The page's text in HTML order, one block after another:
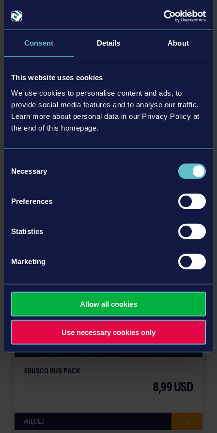
Consent Details About
This website uses cookies
We use cookies to personalise content and ads, to
provide social media features and to analyse our traffic.
Learn more about personal data in our Privacy Policy at
the end of this homepage.
Selection
Necessary
Preferences
Statistics
Marketing
Allow all cookies
Use necessary cookies only
2,99 USD
12,99 USD
DLC
EBUSCO BUS PACK
8,99 USD
WIĘCEJ